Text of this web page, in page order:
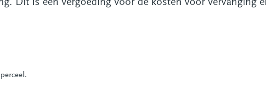
Dit is een vergoeding voor de kosten voor vervanging